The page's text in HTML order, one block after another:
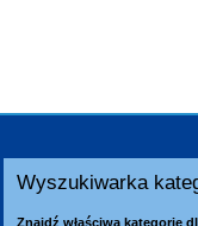
Wyszukiwarka
Znajdź właściwą kategorię